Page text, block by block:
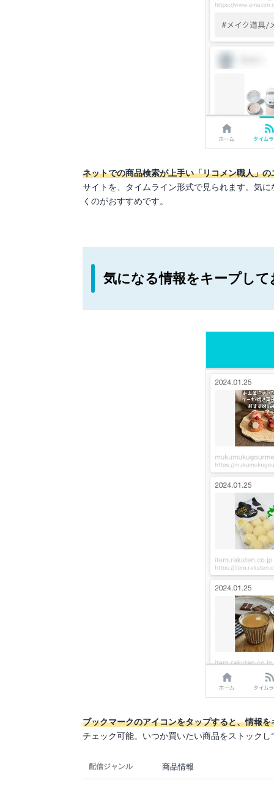
ネットでの商品検索が上手い「リコメン職人」
サイトを、タイムライン形式で見られます。気
くのがおすすめです。
気になる情報をキープして
ブックマークのアイコンをタップすると、情報を
チェック可能。いつか買いたい商品をストック
配信ジャンル 商品情報